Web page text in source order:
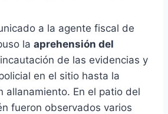
a la agente fiscal de
la aprehensión del
de las evidencias y
en el sitio hasta la
allanamiento. En el patio del
fueron observados varios